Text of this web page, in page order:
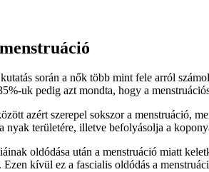
során a nők több mint fele arról
uk pedig azt mondta, hogy a
azért szerepel sokszor a menstruáció,
nyak területére, illetve befolyásolja a
oldódása után a menstruáció miatt
kívül ez a fascialis oldódás a